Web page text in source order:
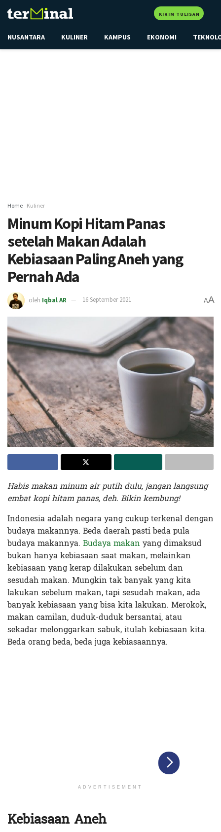
KIRIM TULISAN
NUSANTARA KULINER KAMPUS EKONOMI
Home Kuliner
Minum Kopi Hitam Panas
setelah Makan Adalah
Kebiasaan Paling Aneh yang
Pernah Ada
oleh Iqbal AR 16 September 2021 AA
Habis makan minum air putih dulu, jangan langsung
embat kopi hitam panas, deh. Bikin kembung!
Indonesia adalah negara yang cukup terkenal dengan
budaya makannya. Beda daerah pasti beda pula
budaya makannya. Budaya makan yang dimaksud
bukan hanya kebiasaan saat makan, melainkan
kebiasaan yang kerap dilakukan sebelum dan
sesudah makan. Mungkin tak banyak yang kita
lakukan sebelum makan, tapi sesudah makan, ada
banyak kebiasaan yang bisa kita lakukan. Merokok,
makan camilan, duduk-duduk bersantai, atau
sekadar melonggarkan sabuk, itulah kebiasaan kita.
Beda orang beda, beda juga kebiasaannya.
ADVERTISEMENT
Kebiasaan Aneh